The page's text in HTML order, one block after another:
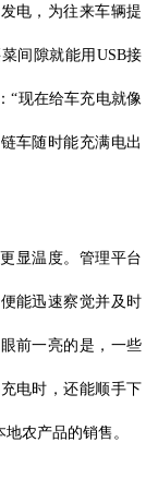
电，为往来车辆提
间隙就能用USB接
“现在给车充电就像
车随时能充满电出
显温度。管理平台
能迅速察觉并及时
前一亮的是，一些
电时，还能顺手下
农产品的销售。